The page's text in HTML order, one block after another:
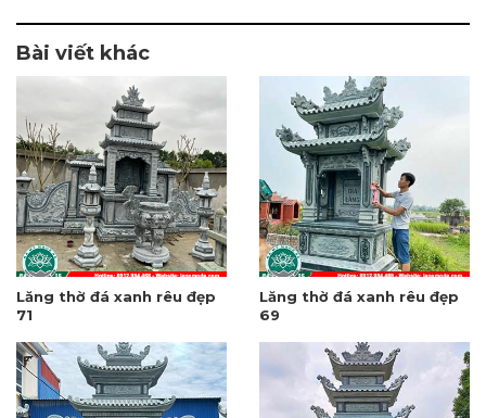
Bài viết khác
Lăng thờ đá xanh rêu đẹp
71
Lăng thờ đá xanh rêu đẹp
69